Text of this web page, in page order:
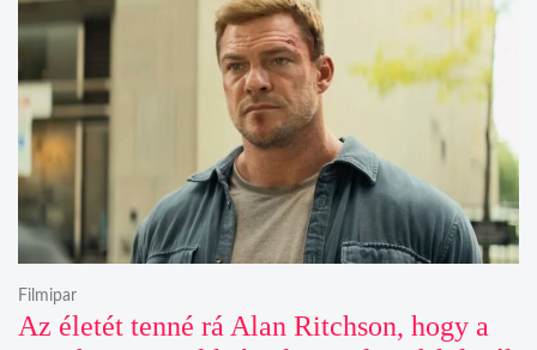
Az életét tenné rá Alan Ritchson, hogy a
Filmipar